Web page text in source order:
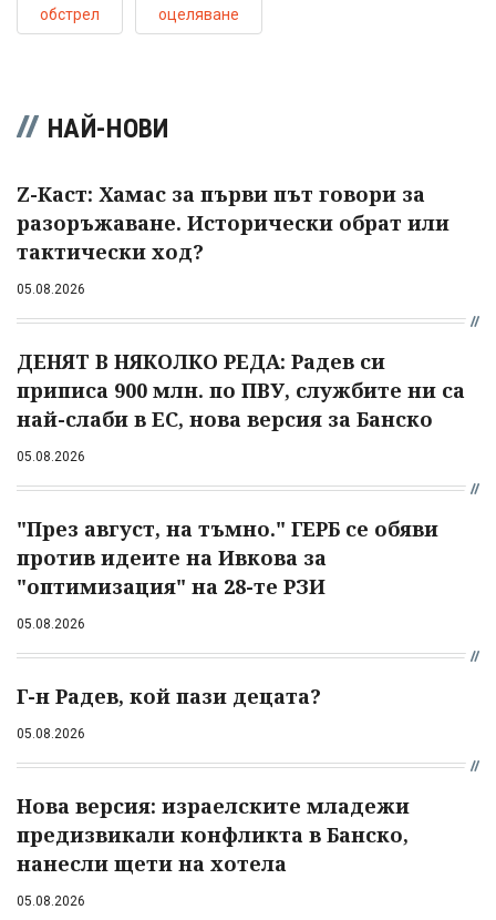
обстрел оцеляване
НАЙ-НОВИ
Z-Каст: Хамас за първи път говори за
разоръжаване. Исторически обрат или
тактически ход?
05.08.2026
ДЕНЯТ В НЯКОЛКО РЕДА: Радев си
приписа 900 млн. по ПВУ, службите ни са
най-слаби в ЕС, нова версия за Банско
05.08.2026
"През август, на тъмно." ГЕРБ се обяви
против идеите на Ивкова за
"оптимизация" на 28-те РЗИ
05.08.2026
Г-н Радев, кой пази децата?
05.08.2026
Нова версия: израелските младежи
предизвикали конфликта в Банско,
нанесли щети на хотела
05.08.2026